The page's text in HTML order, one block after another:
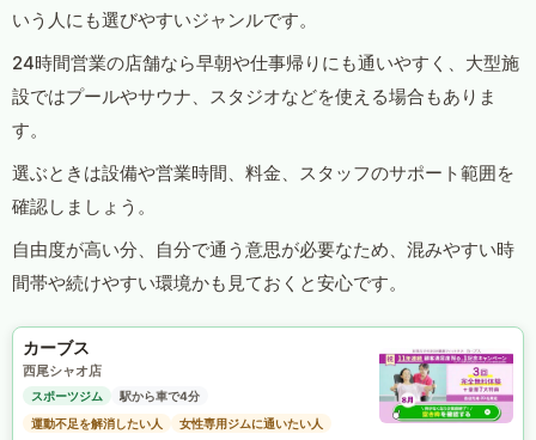
いう人にも選びやすいジャンルです。
24時間営業の店舗なら早朝や仕事帰りにも通いやすく、大型施
設ではプールやサウナ、スタジオなどを使える場合もありま
す。
選ぶときは設備や営業時間、料金、スタッフのサポート範囲を
確認しましょう。
自由度が高い分、自分で通う意思が必要なため、混みやすい時
間帯や続けやすい環境かも見ておくと安心です。
カーブス
西尾シャオ店
スポーツジム
駅から車で4分
運動不足を解消したい人
女性専用ジムに通いたい人